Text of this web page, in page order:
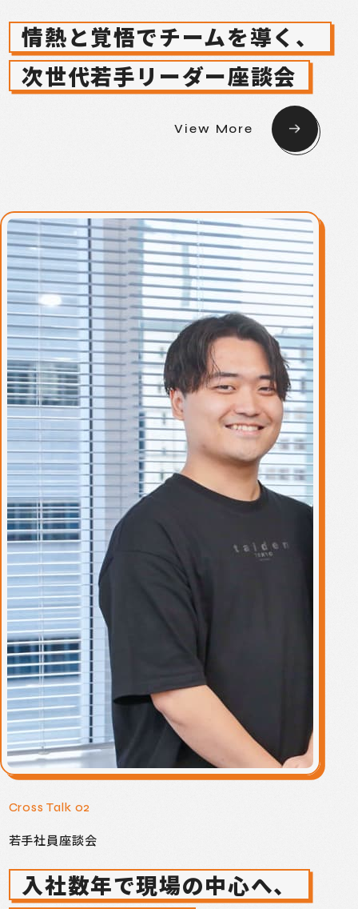
情熱と覚悟でチームを導く、
次世代若手リーダー座談会
View More
Cross Talk 02
若手社員座談会
入社数年で現場の中心へ、